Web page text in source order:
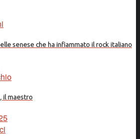
senese che ha infiammato il rock italiano
il maestro